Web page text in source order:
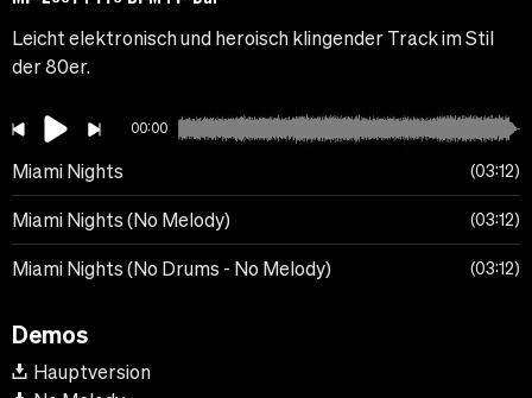
Leicht elektronisch und heroisch klingender Track im Stil
der 80er.
00:00
Miami Nights 03:12
Miami Nights (No Melody) 03:12
Miami Nights (No Drums - No Melody) 03:12
Demos
Hauptversion